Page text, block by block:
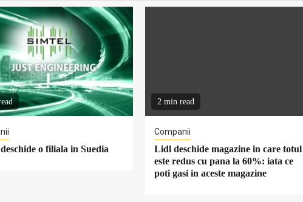
o filiala in Suedia
2 min read
Companii
Lidl deschide magazine in care totul
este redus cu pana la 60%: iata ce
poti gasi in aceste magazine